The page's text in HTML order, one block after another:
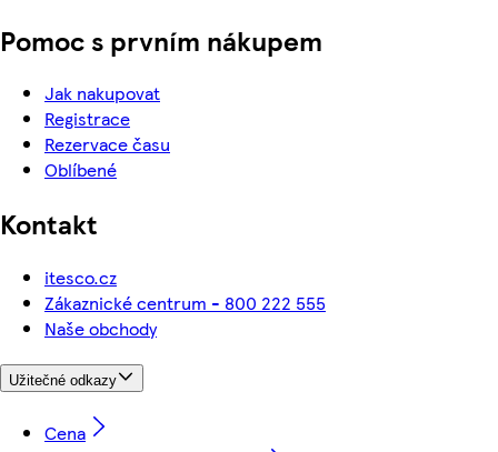
Pomoc s prvním nákupem
Jak nakupovat
Registrace
Rezervace času
Oblíbené
Kontakt
itesco.cz
Zákaznické centrum - 800 222 555
Naše obchody
Užitečné odkazy
Cena